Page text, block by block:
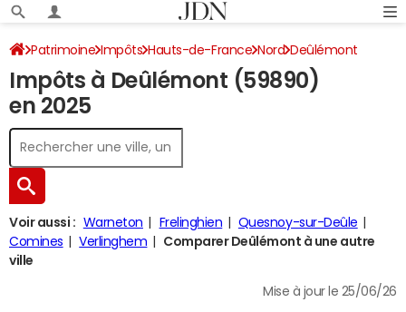
Patrimoine Impôts Hauts-de-France Nord Deûlémont
Impôt sur le revenu
Impôts à Deûlémont (59890)
en 2025
Voir aussi : Warneton Frelinghien
Quesnoy-sur-Deûle
Comines
Verlinghem
Comparer Deûlémont à une autre
ville
Mise à jour le 25/06/26